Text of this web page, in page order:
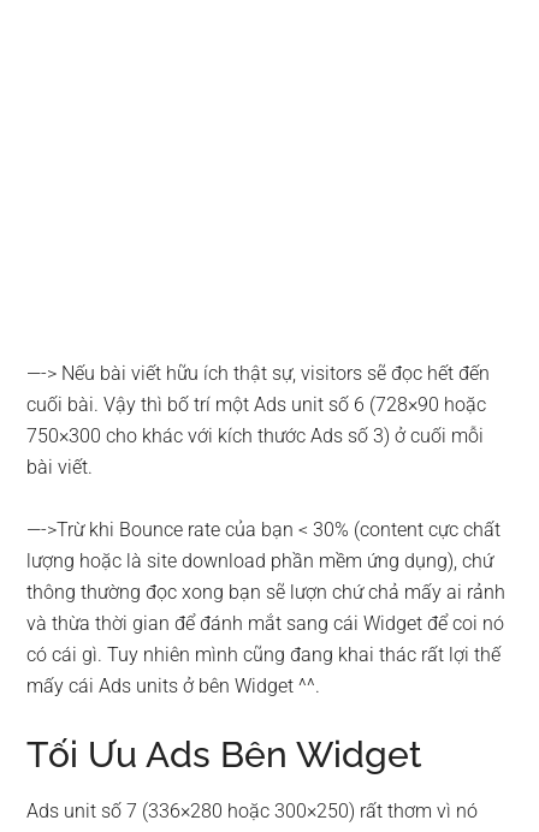
—-> Nếu bài viết hữu ích thật sự, visitors sẽ đọc hết đến
cuối bài. Vậy thì bố trí một Ads unit số 6 (728×90 hoặc
750×300 cho khác với kích thước Ads số 3) ở cuối mỗi
bài viết.
—->Trừ khi Bounce rate của bạn < 30% (content cực chất
lượng hoặc là site download phần mềm ứng dụng), chứ
thông thường đọc xong bạn sẽ lượn chứ chả mấy ai rảnh
và thừa thời gian để đánh mắt sang cái Widget để coi nó
có cái gì. Tuy nhiên mình cũng đang khai thác rất lợi thế
mấy cái Ads units ở bên Widget ^^.
Tối Ưu Ads Bên Widget
Ads unit số 7 (336×280 hoặc 300×250) rất thơm vì nó